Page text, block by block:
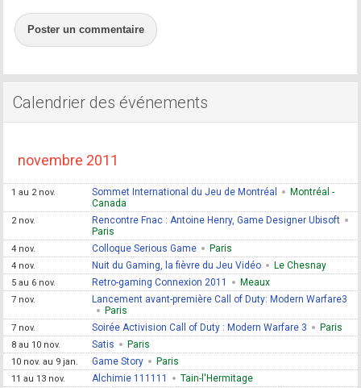
Poster un commentaire
Calendrier des événements
novembre 2011
1 au 2 nov. Sommet International du Jeu de Montréal
Montréal -
Canada
2 nov.
Rencontre Fnac : Antoine Henry, Game Designer Ubisoft
Paris
4 nov. Colloque Serious Game Paris
4 nov. Nuit du Gaming, la fièvre du Jeu Vidéo Le Chesnay
5 au 6 nov. Retro-gaming Connexion 2011 Meaux
7 nov.
Lancement avant-première Call of Duty: Modern Warfare3
Paris
7 nov. Soirée Activision Call of Duty : Modern Warfare 3 Paris
8 au 10 nov. Satis Paris
10 nov. au 9 jan. Game Story Paris
11 au 13 nov. Alchimie 111111 Tain-l'Hermitage